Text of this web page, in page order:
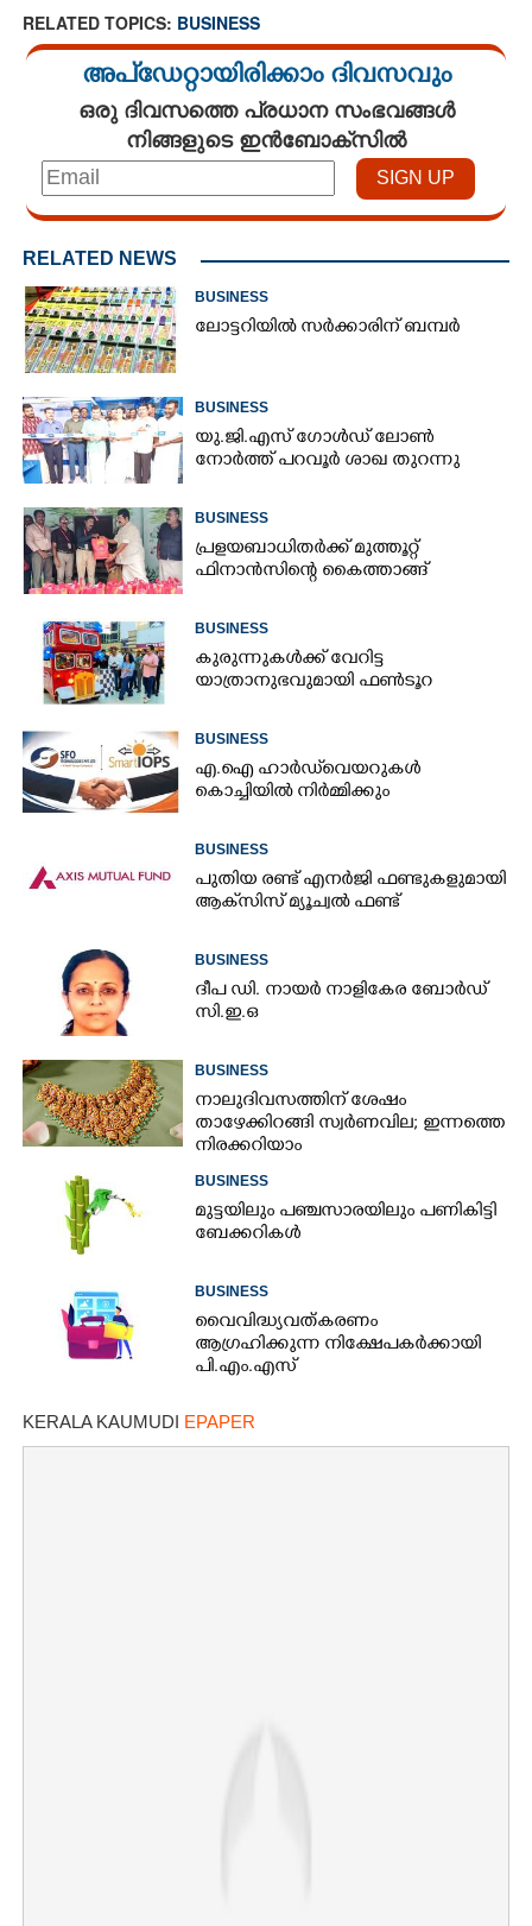
RELATED TOPICS: BUSINESS
അപ്ഡേറ്റായിരിക്കാം ദിവസവും
ഒരു ദിവസത്തെ പ്രധാന സംഭവങ്ങൾ
നിങ്ങളുടെ ഇൻബോക്സിൽ
RELATED NEWS
BUSINESS
ലോട്ടറിയിൽ സർക്കാരിന് ബമ്പർ
BUSINESS
യു.ജി.എസ് ഗോൾഡ് ലോൺ
നോർത്ത് പറവൂർ ശാഖ തുറന്നു
BUSINESS
പ്രളയബാധിതർക്ക് മുത്തൂറ്റ്
ഫിനാൻസിന്റെ കൈത്താങ്ങ്
BUSINESS
കുരുന്നുകൾക്ക് വേറിട്ട
യാത്രാനുഭവുമായി ഫൺടൂറ
BUSINESS
എ.ഐ ഹാർഡ്‌വെയറുകൾ
കൊച്ചിയിൽ നിർമ്മിക്കും
BUSINESS
പുതിയ രണ്ട് എനർജി ഫണ്ടുകളുമായി
ആക്‌സിസ് മ്യൂച്വൽ ഫണ്ട്
BUSINESS
ദീപ ഡി. നായർ നാളികേര ബോർഡ്
സി.ഇ.ഒ
BUSINESS
നാലുദിവസത്തിന് ശേഷം
താഴേക്കിറങ്ങി സ്വർണവില; ഇന്നത്തെ
നിരക്കറിയാം
BUSINESS
മുട്ടയിലും പഞ്ചസാരയിലും പണികിട്ടി
ബേക്കറികൾ
BUSINESS
വൈവിദ്ധ്യവത്കരണം
ആഗ്രഹിക്കുന്ന നിക്ഷേപകർക്കായി
പി.എം.എസ്
KERALA KAUMUDI EPAPER